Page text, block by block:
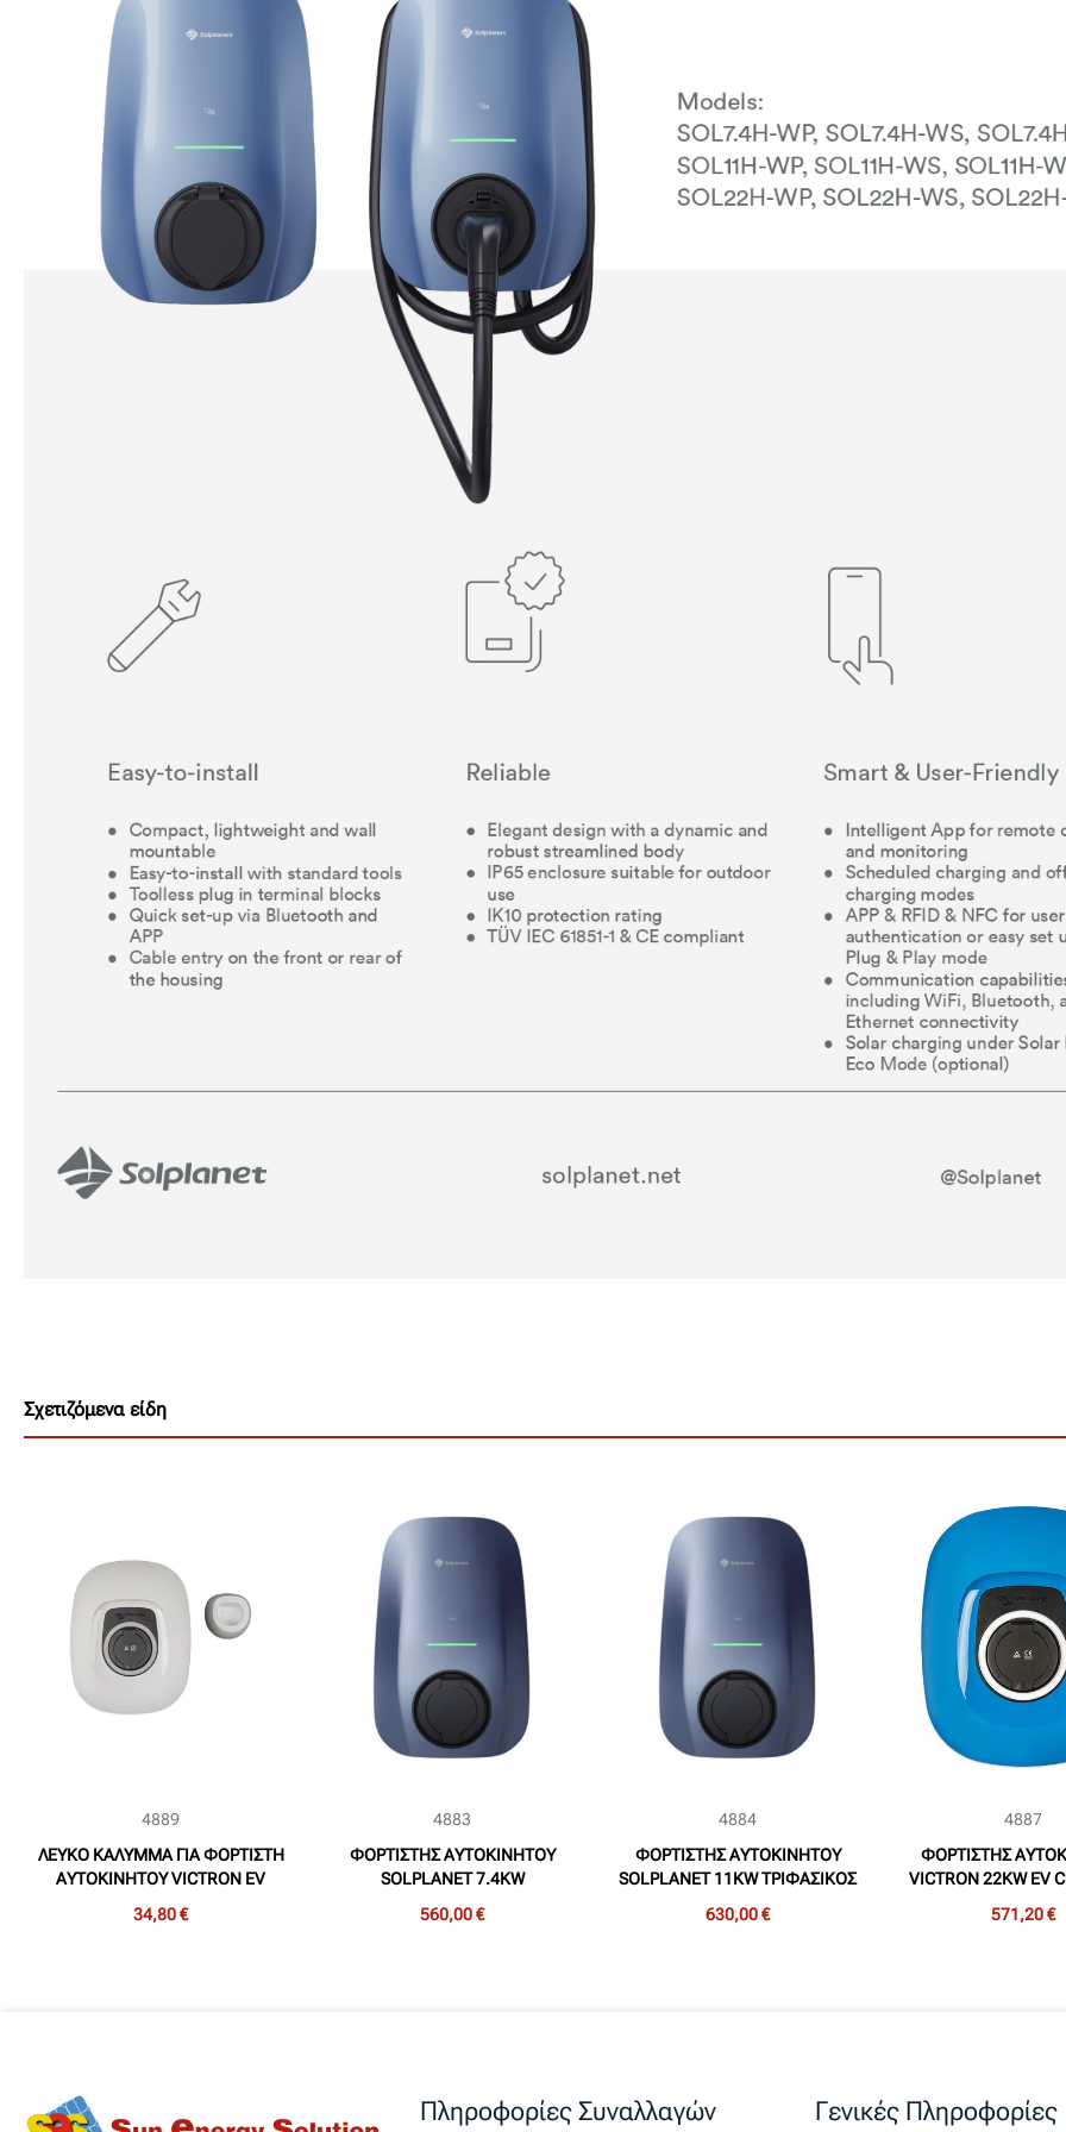
Σχετιζόμενα είδη
4889
ΛΕΥΚΟ ΚΑΛΥΜΜΑ ΓΙΑ ΦΟΡΤΙΣΤΗ
ΑΥΤΟΚΙΝΗΤΟΥ VICTRON EV
34,80 €
4883
ΦΟΡΤΙΣΤΗΣ ΑΥΤΟΚΙΝΗΤΟΥ
SOLPLANET 7.4KW
SOL7.4H-WP)
560,00 €
4884
ΦΟΡΤΙΣΤΗΣ ΑΥΤΟΚΙΝΗΤΟΥ
SOLPLANET 11KW ΤΡΙΦΑΣΙΚΟΣ
630,00 €
4887
ΦΟΡΤΙΣΤΗΣ
VICTRON 22KW EV
571,20 €
Πληροφορίες Συναλλαγών Γενικές Πληροφορίες